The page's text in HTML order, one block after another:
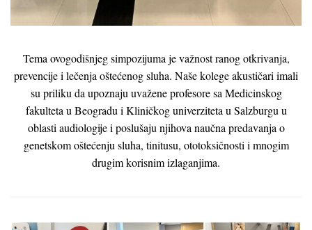
Tema ovogodišnjeg simpozijuma je važnost ranog otkrivanja,
prevencije i lečenja oštećenog sluha. Naše kolege akustičari imali
su priliku da upoznaju uvažene profesore sa Medicinskog
fakulteta u Beogradu i Kliničkog univerziteta u Salzburgu u
oblasti audiologije i poslušaju njihova naučna predavanja o
genetskom oštećenju sluha, tinitusu, ototoksičnosti i mnogim
drugim korisnim izlaganjima.